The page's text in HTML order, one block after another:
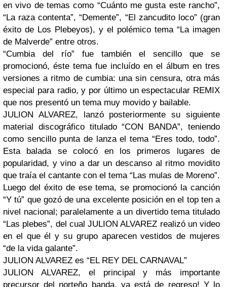
en vivo de temas como “Cuánto me gusta este rancho”,
“La raza contenta”, “Demente”, “El zancudito loco” (gran
éxito de Los Plebeyos), y el polémico tema “La imagen
de Malverde” entre otros.
“Cumbia del río” fue también el sencillo que se
promocionó, éste tema fue incluído en el álbum en tres
versiones a ritmo de cumbia: una sin censura, otra más
especial para radio, y por último un espectacular REMIX
que nos presentó un tema muy movido y bailable.
JULION ALVAREZ, lanzó posteriormente su siguiente
material discográfico titulado “CON BANDA”, teniendo
como sencillo punta de lanza el tema “Eres todo, todo”.
Esta balada se colocó en los primeros lugares de
popularidad, y vino a dar un descanso al ritmo movidito
que traía el cantante con el tema “Las mulas de Moreno”.
Luego del éxito de ese tema, se promocionó la canción
“Y tú” que gozó de una excelente posición en el top ten a
nivel nacional; paralelamente a un divertido tema titulado
“Las plebes”, del cual JULION ALVAREZ realizó un video
en el que él y su grupo aparecen vestidos de mujeres
“de la vida galante”.
JULION ALVAREZ es “EL REY DEL CARNAVAL”
JULION ALVAREZ, el principal y más importante
precursor del norteño banda, ya está de regreso! Y lo